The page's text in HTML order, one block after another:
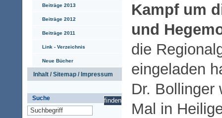
Beiträge 2013
Beiträge 2012
Beiträge 2011
Link - Verzeichnis
Neue Bücher
Inhalt / Sitemap / Impressum
Suche
Kampf um
und
die
eingeladen
Dr. Bollinger
Mal in